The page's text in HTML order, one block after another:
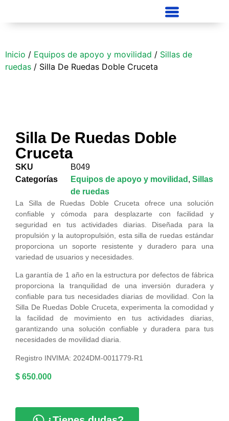
Inicio / Equipos de apoyo y movilidad / Sillas de
ruedas / Silla De Ruedas Doble Cruceta
Silla De Ruedas Doble
Cruceta
SKU
B049
Categorías
Equipos de apoyo y movilidad , Sillas
de ruedas
La Silla de Ruedas Doble Cruceta ofrece una solución
confiable y cómoda para desplazarte con facilidad y
seguridad en tus actividades diarias. Diseñada para la
propulsión y la autopropulsión, esta silla de ruedas estándar
proporciona un soporte resistente y duradero para una
variedad de usuarios y necesidades.
La garantía de 1 año en la estructura por defectos de fábrica
proporciona la tranquilidad de una inversión duradera y
confiable para tus necesidades diarias de movilidad. Con la
Silla De Ruedas Doble Cruceta, experimenta la comodidad y
la facilidad de movimiento en tus actividades diarias,
garantizando una solución confiable y duradera para tus
necesidades de movilidad diaria.
Registro INVIMA: 2024DM-0011779-R1
$ 650.000